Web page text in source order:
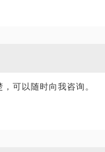
可以随时向我咨询。